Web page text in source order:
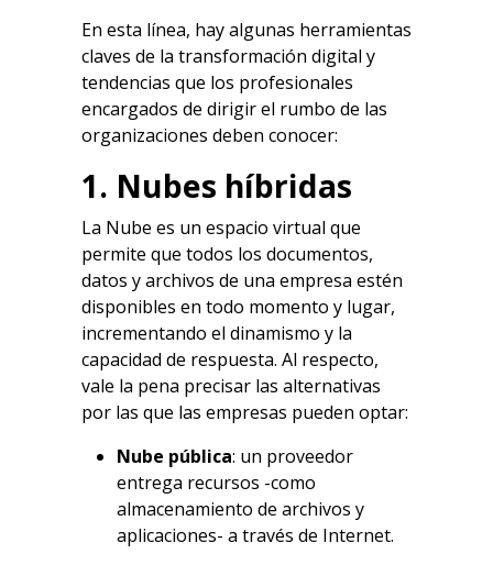
En esta línea, hay algunas herramientas
claves de la transformación digital y
tendencias que los profesionales
encargados de dirigir el rumbo de las
organizaciones deben conocer:
1. Nubes híbridas
La Nube es un espacio virtual que
permite que todos los documentos,
datos y archivos de una empresa estén
disponibles en todo momento y lugar,
incrementando el dinamismo y la
capacidad de respuesta. Al respecto,
vale la pena precisar las alternativas
por las que las empresas pueden optar:
Nube pública: un proveedor
entrega recursos -como
almacenamiento de archivos y
aplicaciones- a través de Internet.